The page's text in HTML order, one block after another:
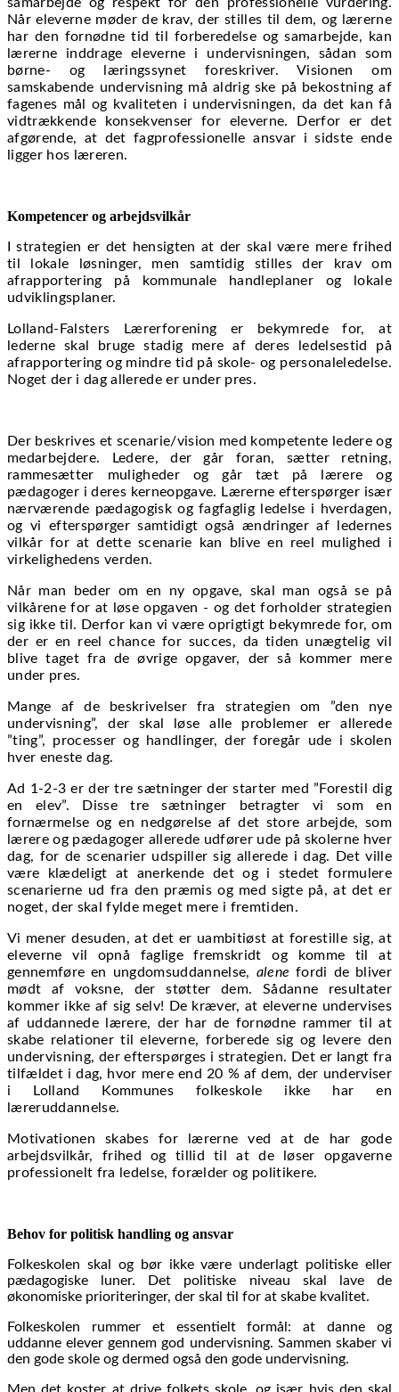
Når eleverne møder de krav, der stilles til dem, og lærerne
har den fornødne tid til forberedelse og samarbejde, kan
lærerne inddrage eleverne i undervisningen, sådan som
børne- og læringssynet foreskriver. Visionen om
samskabende undervisning må aldrig ske på bekostning af
fagenes mål og kvaliteten i undervisningen, da det kan få
vidtrækkende konsekvenser for eleverne. Derfor er det
afgørende, at det fagprofessionelle ansvar i sidste ende
ligger hos læreren.
Kompetencer og arbejdsvilkår
I strategien er det hensigten at der skal være mere frihed
til lokale løsninger, men samtidig stilles der krav om
afrapportering på kommunale handleplaner og lokale
udviklingsplaner.
Lolland-Falsters Lærerforening er bekymrede for, at
lederne skal bruge stadig mere af deres ledelsestid på
afrapportering og mindre tid på skole- og personaleledelse.
Noget der i dag allerede er under pres.
Der beskrives et scenarie/vision med kompetente ledere og
medarbejdere. Ledere, der går foran, sætter retning,
rammesætter muligheder og går tæt på lærere og
pædagoger i deres kerneopgave. Lærerne efterspørger især
nærværende pædagogisk og fagfaglig ledelse i hverdagen,
og vi efterspørger samtidigt også ændringer af ledernes
vilkår for at dette scenarie kan blive en reel mulighed i
virkelighedens verden.
Når man beder om en ny opgave, skal man også se på
vilkårene for at løse opgaven - og det forholder strategien
sig ikke til. Derfor kan vi være oprigtigt bekymrede for, om
der er en reel chance for succes, da tiden unægtelig vil
blive taget fra de øvrige opgaver, der så kommer mere
under pres.
Mange af de beskrivelser fra strategien om ”den nye
undervisning”, der skal løse alle problemer er allerede
”ting”, processer og handlinger, der foregår ude i skolen
hver eneste dag.
Ad 1-2-3 er der tre sætninger der starter med ”Forestil dig
en elev”. Disse tre sætninger betragter vi som en
fornærmelse og en nedgørelse af det store arbejde, som
lærere og pædagoger allerede udfører ude på skolerne hver
dag, for de scenarier udspiller sig allerede i dag. Det ville
være klædeligt at anerkende det og i stedet formulere
scenarierne ud fra den præmis og med sigte på, at det er
noget, der skal fylde meget mere i fremtiden.
Vi mener desuden, at det er uambitiøst at forestille sig, at
eleverne vil opnå faglige fremskridt og komme til at
gennemføre en ungdomsuddannelse, alene fordi de bliver
mødt af voksne, der støtter dem. Sådanne resultater
kommer ikke af sig selv! De kræver, at eleverne undervises
af uddannede lærere, der har de fornødne rammer til at
skabe relationer til eleverne, forberede sig og levere den
undervisning, der efterspørges i strategien. Det er langt fra
tilfældet i dag, hvor mere end 20 % af dem, der underviser
i Lolland Kommunes folkeskole ikke har en
læreruddannelse.
Motivationen skabes for lærerne ved at de har gode
arbejdsvilkår, frihed og tillid til at de løser opgaverne
professionelt fra ledelse, forælder og politikere.
Behov for politisk handling og ansvar
Folkeskolen skal og bør ikke være underlagt politiske eller
pædagogiske luner. Det politiske niveau skal lave de
økonomiske prioriteringer, der skal til for at skabe kvalitet.
Folkeskolen rummer et essentielt formål: at danne og
uddanne elever gennem god undervisning. Sammen skaber vi
den gode skole og dermed også den gode undervisning.
Men det koster at drive folkets skole, og især hvis den skal